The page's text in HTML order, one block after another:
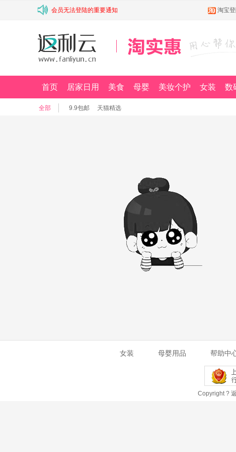
会员无法登陆的重要通知 淘宝
首页 居家日用 美食 母婴 美妆个护 女装 数
全部 9.9包邮 天猫精选
女装 母婴用品 帮助中
Copyright ?